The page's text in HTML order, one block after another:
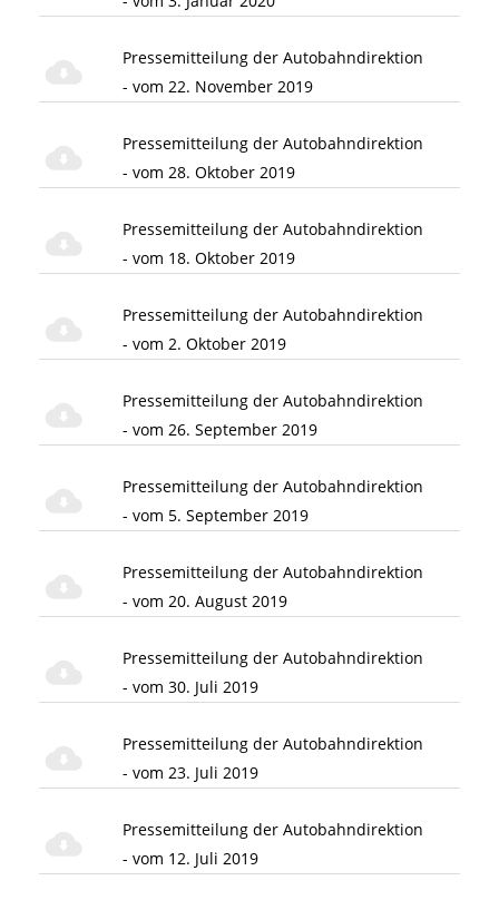
Pressemitteilung der Autobahndirektion
- vom 22. November 2019
Pressemitteilung der Autobahndirektion
- vom 28. Oktober 2019
Pressemitteilung der Autobahndirektion
- vom 18. Oktober 2019
Pressemitteilung der Autobahndirektion
- vom 2. Oktober 2019
Pressemitteilung der Autobahndirektion
- vom 26. September 2019
Pressemitteilung der Autobahndirektion
- vom 5. September 2019
Pressemitteilung der Autobahndirektion
- vom 20. August 2019
Pressemitteilung der Autobahndirektion
- vom 30. Juli 2019
Pressemitteilung der Autobahndirektion
- vom 23. Juli 2019
Pressemitteilung der Autobahndirektion
- vom 12. Juli 2019